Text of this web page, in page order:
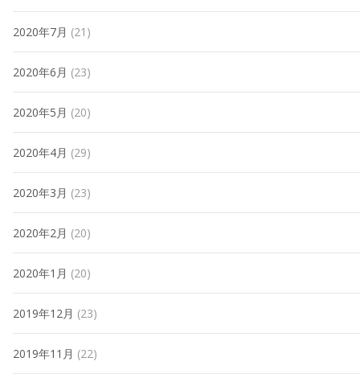
2020年7月 (21)
2020年6月 (23)
2020年5月 (20)
2020年4月 (29)
2020年3月 (23)
2020年2月 (20)
2020年1月 (20)
2019年12月 (23)
2019年11月 (22)